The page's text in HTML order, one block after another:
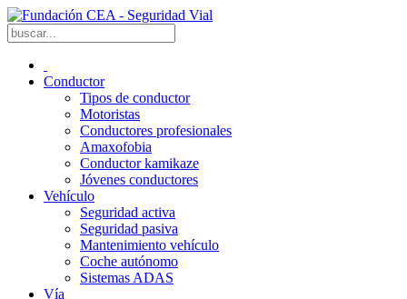
Conductor
Tipos de conductor
Motoristas
Conductores profesionales
Amaxofobia
Conductor kamikaze
Jóvenes conductores
Vehículo
Seguridad activa
Seguridad pasiva
Mantenimiento vehículo
Coche autónomo
Sistemas ADAS
Vía